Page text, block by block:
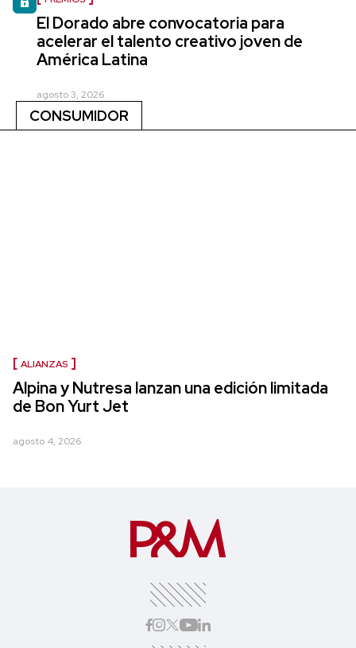
El Dorado abre convocatoria para
acelerar el talento creativo joven de
América Latina
agosto 3, 2026
CONSUMIDOR
ALIANZAS
Alpina y Nutresa lanzan una edición limitada
de Bon Yurt Jet
agosto 4, 2026